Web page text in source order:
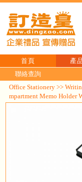
首頁 產
聯絡查詢
Office Stationery >>
mpartment Memo Holder